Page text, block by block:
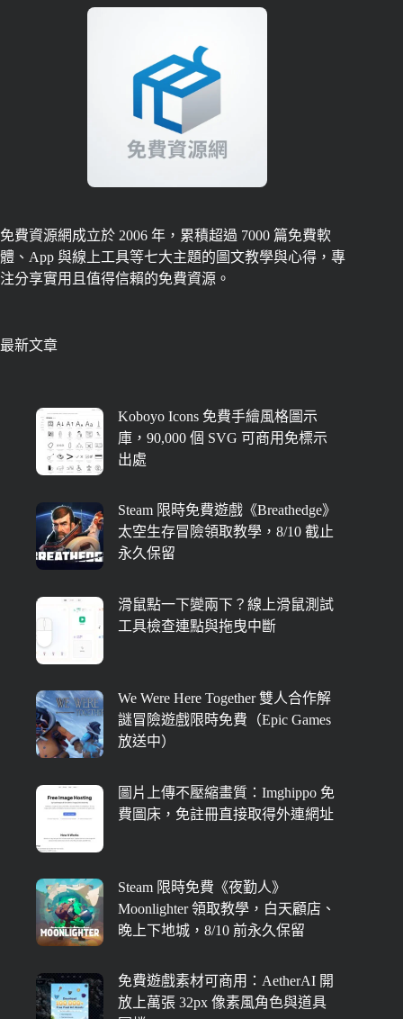
免費資源網成立於 2006 年，累積超過 7000 篇免費軟
體、App 與線上工具等七大主題的圖文教學與心得，專
注分享實用且值得信賴的免費資源。
最新文章
Koboyo Icons 免費手繪風格圖示
庫，90,000 個 SVG 可商用免標示
出處
Steam 限時免費遊戲《Breathedge》
太空生存冒險領取教學，8/10 截止
永久保留
滑鼠點一下變兩下？線上滑鼠測試
工具檢查連點與拖曳中斷
We Were Here Together 雙人合作解
謎冒險遊戲限時免費（Epic Games
放送中）
圖片上傳不壓縮畫質：Imghippo 免
費圖床，免註冊直接取得外連網址
Steam 限時免費《夜勤人》
Moonlighter 領取教學，白天顧店、
晚上下地城，8/10 前永久保留
免費遊戲素材可商用：AetherAI 開
放上萬張 32px 像素風角色與道具